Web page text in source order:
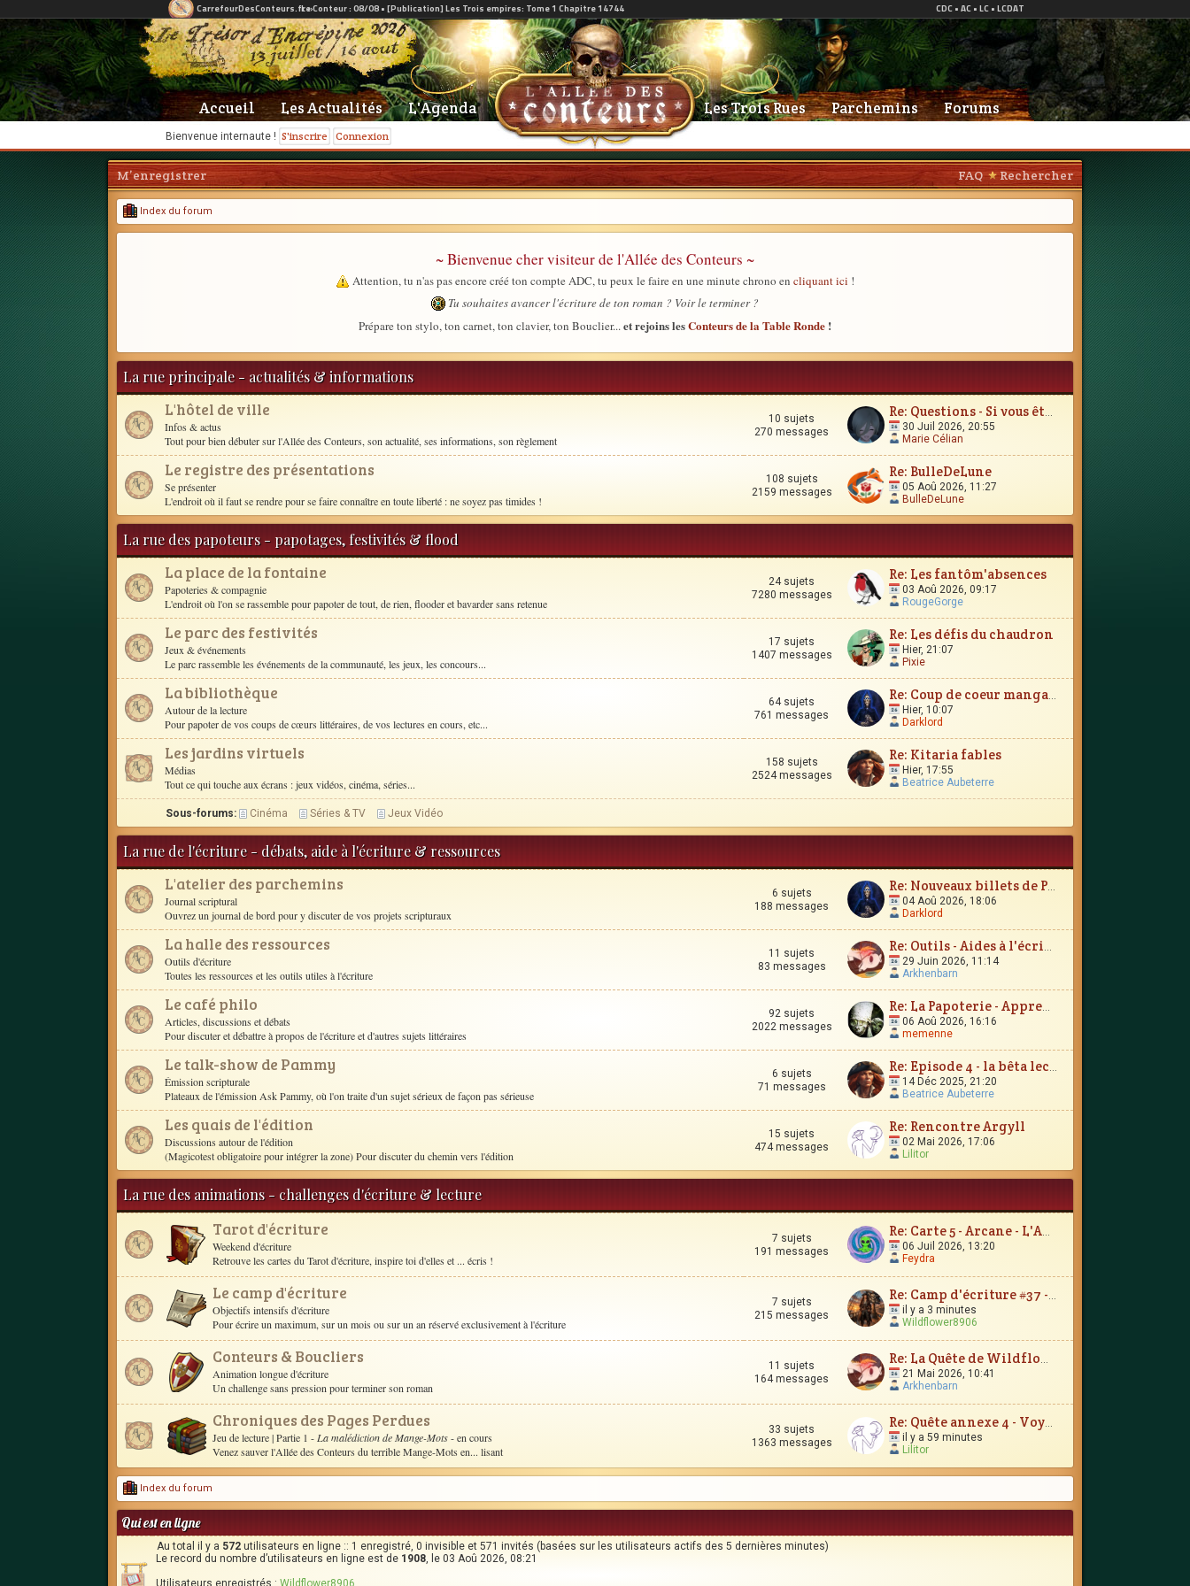
Bienvenue internaute ! S'inscrire Connexion
Accueil Les Actualités L'Agenda Les Trois Rues Parchemins Forums
FAQ Rechercher
M’enregistrer
Index du forum
~ Bienvenue cher visiteur de l'Allée des Conteurs ~
Attention, tu n'as pas encore créé ton compte ADC, tu peux le faire en une minute chrono en cliquant ici !
Tu souhaites avancer l'écriture de ton roman ? Voir le terminer ?
Prépare ton stylo, ton carnet, ton clavier, ton Bouclier...et rejoins lesConteurs de la Table Ronde !
La rue principale - actualités & informations
L'hôtel de ville
Infos & actus
Tout pour bien débuter sur l'Allée des Conteurs, son actualité, ses informations, son règlement
10 sujets
270 messages
Re: Questions - Si vous êtes perdus, ou si vous vous interro
30 Juil 2026, 20:55
Marie Célian
Le registre des présentations
Se présenter
L'endroit où il faut se rendre pour se faire connaître en toute liberté : ne soyez pas timides !
108 sujets
2159 messages
Re: BulleDeLune
05 Aoû 2026, 11:27
BulleDeLune
La rue des papoteurs - papotages, festivités & flood
La place de la fontaine
Papoteries & compagnie
L'endroit où l'on se rassemble pour papoter de tout, de rien, flooder et bavarder sans retenue
24 sujets
7280 messages
Re: Les fantôm'absences
03 Aoû 2026, 09:17
RougeGorge
Le parc des festivités
Jeux & événements
Le parc rassemble les événements de la communauté, les jeux, les concours...
17 sujets
1407 messages
Re: Les défis du chaudron
Hier, 21:07
Pixie
La bibliothèque
Autour de la lecture
Pour papoter de vos coups de cœurs littéraires, de vos lectures en cours, etc...
64 sujets
761 messages
Re: Coup de coeur manga-esque
Hier, 10:07
Darklord
Les jardins virtuels
Médias
Tout ce qui touche aux écrans : jeux vidéos, cinéma, séries...
158 sujets
2524 messages
Re: Kitaria fables
Hier, 17:55
Beatrice Aubeterre
Sous-forums: Cinéma Séries & TV Jeux Vidéo
La rue de l'écriture - débats, aide à l'écriture & ressources
L'atelier des parchemins
Journal scriptural
Ouvrez un journal de bord pour y discuter de vos projets scripturaux
6 sujets
188 messages
Re: Nouveaux billets de Parchemin
04 Aoû 2026, 18:06
Darklord
La halle des ressources
Outils d'écriture
Toutes les ressources et les outils utiles à l'écriture
11 sujets
83 messages
Re: Outils - Aides à l'écriture
29 Juin 2026, 11:14
Arkhenbarn
Le café philo
Articles, discussions et débats
Pour discuter et débattre à propos de l'écriture et d'autres sujets littéraires
92 sujets
2022 messages
Re: La Papoterie - Apprendre en publiant en ligne ?
06 Aoû 2026, 16:16
memenne
Le talk-show de Pammy
Émission scripturale
Plateaux de l'émission Ask Pammy, où l'on traite d'un sujet sérieux de façon pas sérieuse
6 sujets
71 messages
Re: Episode 4 - la bêta lecture
14 Déc 2025, 21:20
Beatrice Aubeterre
Les quais de l'édition
Discussions autour de l'édition
(Magicotest obligatoire pour intégrer la zone) Pour discuter du chemin vers l'édition
15 sujets
474 messages
Re: Rencontre Argyll
02 Mai 2026, 17:06
Lilitor
La rue des animations - challenges d'écriture & lecture
Tarot d'écriture
Weekend d'écriture
Retrouve les cartes du Tarot d'écriture, inspire toi d'elles et ... écris !
7 sujets
191 messages
Re: Carte 5 - Arcane - L'Amour Immortel
06 Juil 2026, 13:20
Feydra
Le camp d'écriture
Objectifs intensifs d'écriture
Pour écrire un maximum, sur un mois ou sur un an réservé exclusivement à l'écriture
7 sujets
215 messages
Re: Camp d'écriture #37 - Le Trésor d'Encrépine
il y a 3 minutes
Wildflower8906
Conteurs & Boucliers
Animation longue d'écriture
Un challenge sans pression pour terminer son roman
11 sujets
164 messages
Re: La Quête de Wildflower et JunimarionH
21 Mai 2026, 10:41
Arkhenbarn
Chroniques des Pages Perdues
Jeu de lecture| Partie 1 - La malédiction de Mange-Mots- en cours
Venez sauver l'Allée des Conteurs du terrible Mange-Mots en... lisant
33 sujets
1363 messages
Re: Quête annexe 4 - Voyages et contrées lointaines
il y a 59 minutes
Lilitor
Index du forum
Qui est en ligne
Au total il y a 572 utilisateurs en ligne :: 1 enregistré, 0 invisible et 571 invités (basées sur les utilisateurs actifs des 5 dernières minutes)
Le record du nombre d’utilisateurs en ligne est de 1908, le 03 Aoû 2026, 08:21
Utilisateurs enregistrés : Wildflower8906